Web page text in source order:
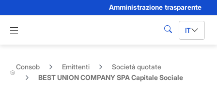
Amministrazione trasparente
Apri menu di navigazione
cerca IT
Consob Emittenti
Società quotate
BEST UNION COMPANY SPA Capitale Sociale